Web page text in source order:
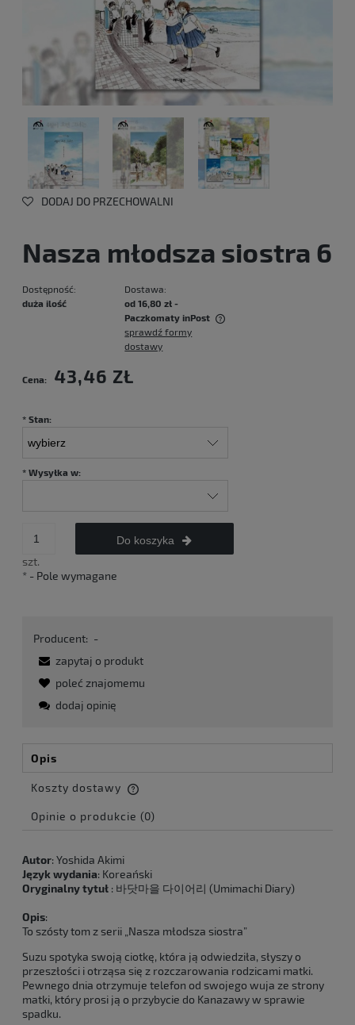
DODAJ DO PRZECHOWALNI
Nasza młodsza siostra 6
Dostępność:
duża ilość
Dostawa:
od 16,80 zł -
Paczkomaty inPost
Cena nie zawiera ewentualnych kosztów płatności
sprawdź formy
dostawy
Cena: 43,46 ZŁ
* Stan:
* Wysyłka w:
szt.
Do koszyka
* - Pole wymagane
Producent: -
zapytaj o produkt
poleć znajomemu
dodaj opinię
Opis
Koszty dostawy
Cena nie zawiera ewentualnych kosztów płatności
Opinie o produkcie (0)
Autor: Yoshida Akimi
Język wydania: Koreański
Oryginalny tytuł : 바닷마을 다이어리 (Umimachi Diary)
Opis:
To szósty tom z serii „Nasza młodsza siostra”
Suzu spotyka swoją ciotkę, która ją odwiedziła, słyszy o
przeszłości i otrząsa się z rozczarowania rodzicami matki.
Pewnego dnia otrzymuje telefon od swojego wuja ze strony
matki, który prosi ją o przybycie do Kanazawy w sprawie
spadku.